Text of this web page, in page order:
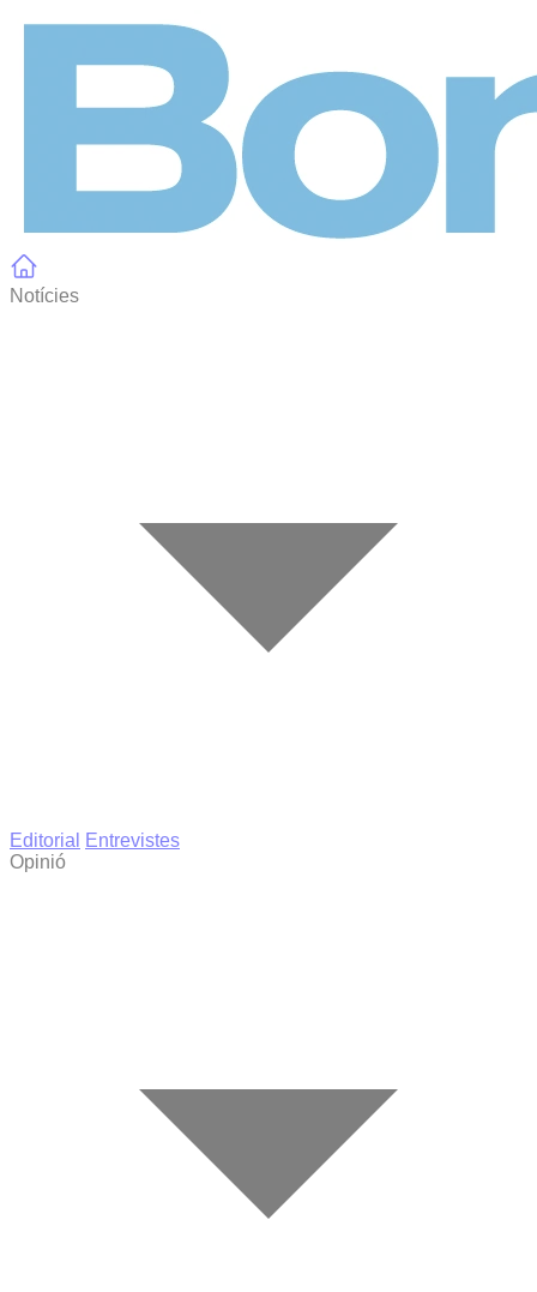
Notícies
Editorial
Entrevistes
Opinió